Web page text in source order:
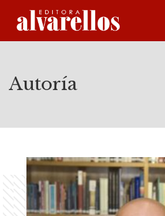
Autoría